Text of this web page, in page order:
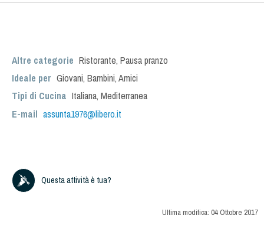
Altre categorie Ristorante, Pausa pranzo
Ideale per Giovani, Bambini,Amici
Tipi di Cucina Italiana, Mediterranea
E-mail assunta1976@libero.it
Questa attività è tua?
Ultima modifica: 04 Ottobre 2017